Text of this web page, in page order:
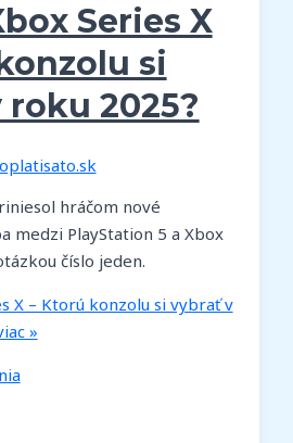
Series X
si
2025?
hráčom nové
medzi PlayStation 5 a Xbox
číslo jeden.
X – Ktorú konzolu si vybrať v
»